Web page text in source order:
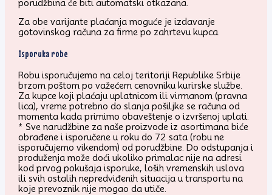
porudžbina će biti automatski otkazana.
Za obe varijante plaćanja moguće je izdavanje
gotovinskog računa za firme po zahrtevu kupca.
Isporuka robe
Robu isporučujemo na celoj teritoriji Republike Srbije
brzom poštom po važećem cenovniku kurirske službe.
Za kupce koji plaćaju uplatnicom ili virmanom (pravna
lica), vreme potrebno do slanja pošiljke se računa od
momenta kada primimo obaveštenje o izvršenoj uplati.
* Sve narudžbine za naše proizvode iz asortimana biće
obrađene i isporučene u roku do 72 sata (robu ne
isporučujemo vikendom) od porudžbine. Do odstupanja i
produženja može doći ukoliko primalac nije na adresi
kod prvog pokušaja isporuke, loših vremenskih uslova
ili svih ostalih nepredviđenih situacija u transportu na
koje prevoznik nije mogao da utiče.